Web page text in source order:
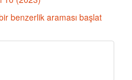
benzerlik araması başlat